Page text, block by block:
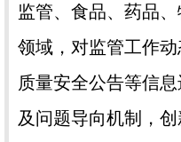
监管、食品、药品
领域，对监管工作动
质量安全公告等信
及问题导向机制，